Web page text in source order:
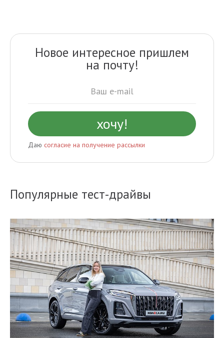
Новое интересное пришлем
на почту!
Даю согласие на получение рассылки
Популярные тест-драйвы